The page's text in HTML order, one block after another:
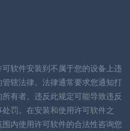
软件安装到不属于您的设备上违
辖法律。法律通常要求您通知打
有者。违反此规定可能导致违反
罚。在安装和使用许可软件之
内使用许可软件的合法性咨询您